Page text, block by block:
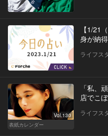
【1/21
身が納
ライフス
Vol.130
表紙カレンダー
「私、
店でこ
ライフス